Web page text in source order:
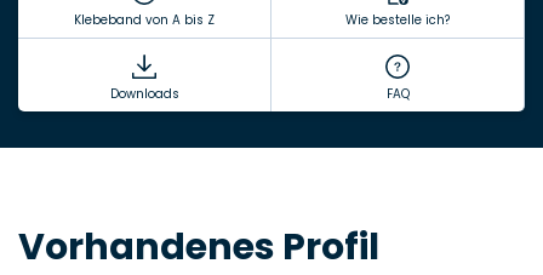
Klebeband von A bis Z Wie bestelle ich?
Downloads FAQ
Vorhandenes Profil